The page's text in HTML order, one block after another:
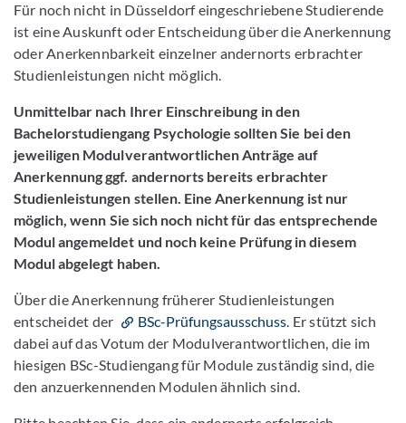
Für noch nicht in Düsseldorf eingeschriebene Studierende
ist eine Auskunft oder Entscheidung über die Anerkennung
oder Anerkennbarkeit einzelner andernorts erbrachter
Studienleistungen nicht möglich.
Unmittelbar nach Ihrer Einschreibung in den
Bachelorstudiengang Psychologie sollten Sie bei den
jeweiligen Modulverantwortlichen Anträge auf
Anerkennung ggf. andernorts bereits erbrachter
Studienleistungen stellen. Eine Anerkennung ist nur
möglich, wenn Sie sich noch nicht für das entsprechende
Modul angemeldet und noch keine Prüfung in diesem
Modul abgelegt haben.
Über die Anerkennung früherer Studienleistungen
entscheidet der
BSc-Prüfungsausschuss. Er stützt sich
dabei auf das Votum der Modulverantwortlichen, die im
hiesigen BSc-Studiengang für Module zuständig sind, die
den anzuerkennenden Modulen ähnlich sind.